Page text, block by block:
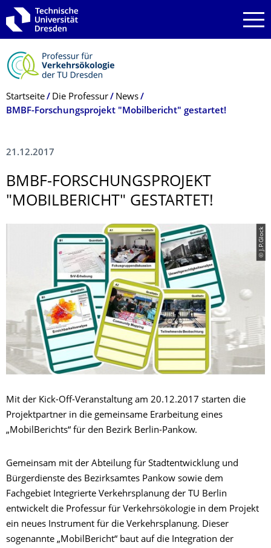
Zur Hauptnavigation springen
Zur Suche springen
Zum Inhalt springen
Breadcrumb-Menü
Startseite Die Professur
News
BMBF-Forschungsprojekt "Mobilbericht" gestartet!
21.12.2017
BMBF-FORSCHUNGSPRO­JEKT
"MOBILBERICHT" GESTARTET!
© J.P.Glock
Mit der Kick-Off-Veranstaltung am 20.12.2017 starten die
Projektpartner in die gemeinsame Erarbeitung eines
„MobilBerichts“ für den Bezirk Berlin-Pankow.
Gemeinsam mit der Abteilung für Stadtentwicklung und
Bürgerdienste des Bezirksamtes Pankow sowie dem
Fachgebiet Integrierte Verkehrsplanung der TU Berlin
entwickelt die Professur für Verkehrsökologie in dem Projekt
ein neues Instrument für die Verkehrsplanung. Dieser
sogenannte „MobilBericht“ baut auf die Integration der